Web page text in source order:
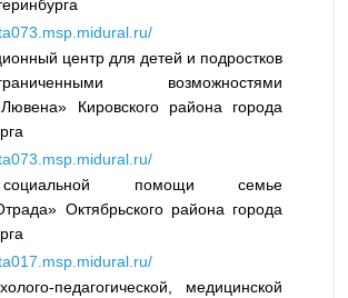
центр для детей и подростков
возможностями
Кировского района города
помощи семье
Октябрьского района города
педагогической, медицинской